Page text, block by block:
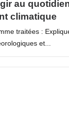
au
climatique
traitées :
et...